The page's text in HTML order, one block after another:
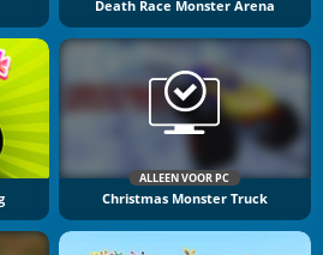
Death Race Monster Arena
ALLEEN VOOR PC
Christmas Monster Truck